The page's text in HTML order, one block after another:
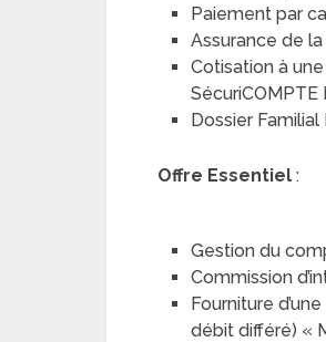
Paiement par
Assurance de
Cotisation à
Dossier
Offre Essentiel :
Gestion du
Commission
Fourniture
débit différé) «